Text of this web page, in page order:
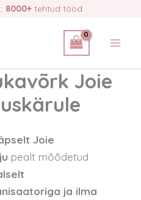
8000+ tehtud tööd.
Joie
Joie
pealt mõõdetud
ja ilma